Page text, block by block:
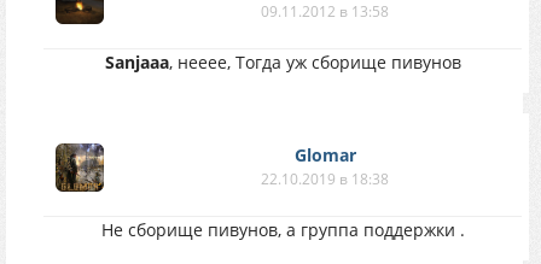
09.11.2012 в 13:58
Sanjaaa, нееее, Тогда уж сборище пивунов
Glomar
22.10.2019 в 18:38
Не сборище пивунов, а группа поддержки .